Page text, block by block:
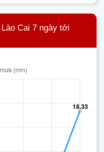
Cai 7 ngày tới